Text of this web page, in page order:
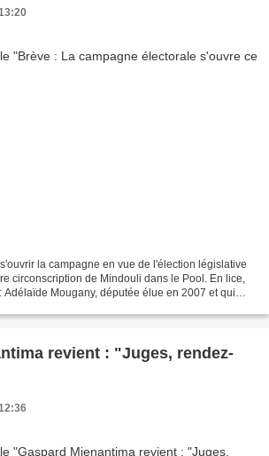
la campagne en vue de l'élection législative
circonscription de Mindouli dans le Pool. En lice,
Adélaïde Mougany, députée élue en 2007 et qui
revient : "Juges, rendez-